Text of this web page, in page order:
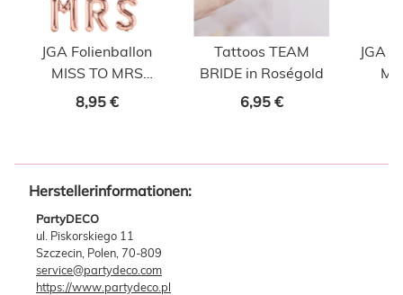
JGA Folienballon
MISS TO MRS
roségold
8,95 €
Tattoos TEAM
BRIDE in Roségold
6,95 €
JGA
Herstellerinformationen:
PartyDECO
ul. Piskorskiego 11
Szczecin, Polen, 70-809
service@partydeco.com
https://www.partydeco.pl